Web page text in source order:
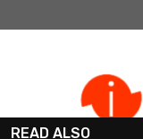
READ ALSO